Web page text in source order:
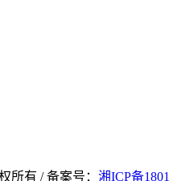
所有 / 备案号： 湘ICP备